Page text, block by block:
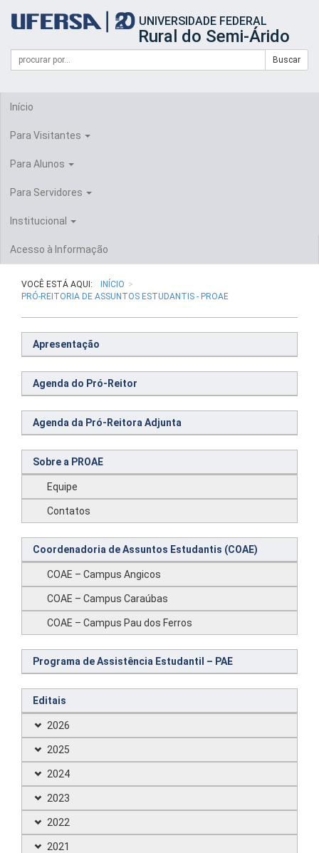
portal
UFERSA
UNIVERSIDADE FEDERAL
Rural do Semi-Árido
Formulário
Busca
Campo
de
Buscar
Início
Para Visitantes
Para Alunos
Para Servidores
Institucional
Acesso à Informação
VOCÊ ESTÁ AQUI:
INÍCIO
PRÓ-REITORIA DE ASSUNTOS ESTUDANTIS - PROAE
Apresentação
Agenda do Pró-Reitor
Agenda da Pró-Reitora Adjunta
Sobre a PROAE
Equipe
Contatos
Coordenadoria de Assuntos Estudantis (COAE)
COAE – Campus Angicos
COAE – Campus Caraúbas
COAE – Campus Pau dos Ferros
Programa de Assistência Estudantil – PAE
Editais
2026
2025
2024
2023
2022
2021